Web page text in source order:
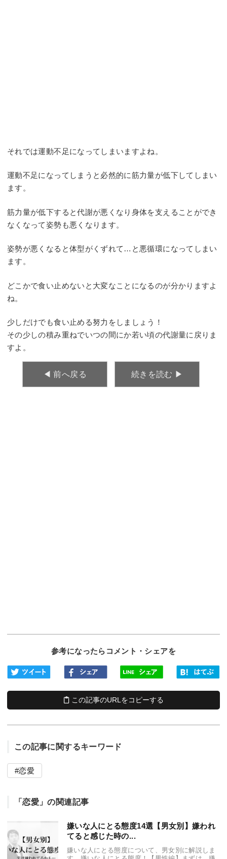
それでは運動不足になってしまいますよね。
運動不足になってしまうと必然的に筋力量が低下してしまい
ます。
筋力量が低下すると代謝が悪くなり身体を支えることができ
なくなって姿勢も悪くなります。
姿勢が悪くなると体型がくずれて…と悪循環になってしまい
ます。
どこかで食い止めないと大変なことになるのが分かりますよ
ね。
少しだけでも食い止める努力をしましょう！
その少しの積み重ねでいつの間にか若い頃の代謝量に戻りま
すよ。
◀︎ 前へ戻る 続きを読む ▶︎
参考になったらコメント・シェアを
この記事のURLをコピーする
この記事に関するキーワード
恋愛
「恋愛」の関連記事
嫌いな人にとる態度14選【男女別】嫌われ
てると感じた時の...
嫌いな人にとる態度について、男女別に解説しま